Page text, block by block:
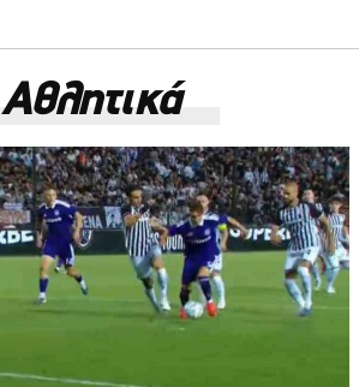
Αθλητικά